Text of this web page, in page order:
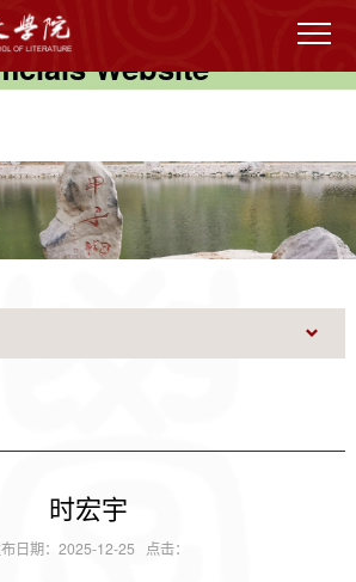
官方网站-
Website
时宏宇
日期：2025-12-25 点击：